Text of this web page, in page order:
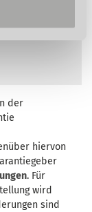
der
hiervon
. Für
wird
sind